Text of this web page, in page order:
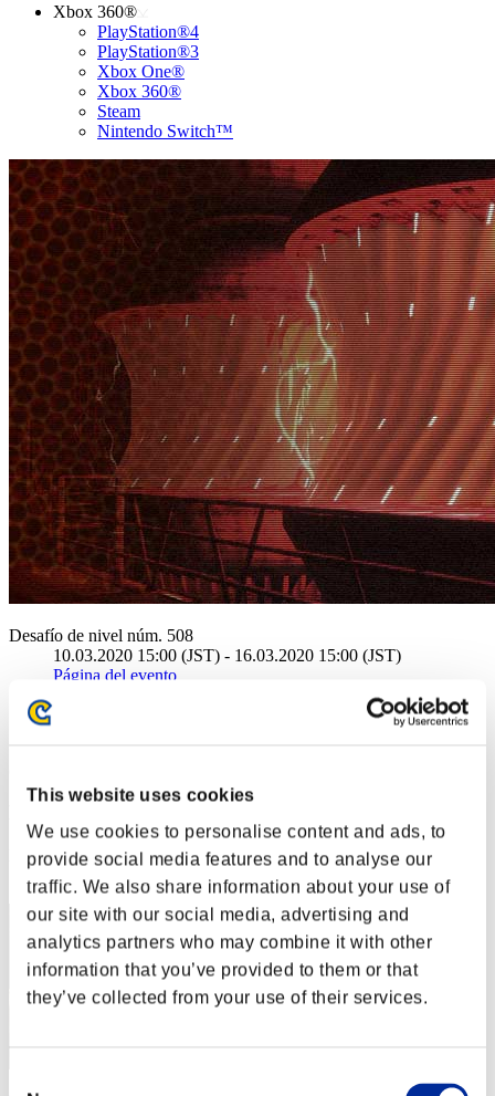
This website uses cookies
We use cookies to personalise content and ads, to
provide social media features and to analyse our
traffic. We also share information about your use of
our site with our social media, advertising and
analytics partners who may combine it with other
information that you’ve provided to them or that
they’ve collected from your use of their services.
Xbox 360®
PlayStation®4
PlayStation®3
Xbox One®
Xbox 360®
Steam
Nintendo Switch™
Desafío de nivel núm. 508
10.03.2020 15:00 (JST) - 16.03.2020 15:00 (JST)
Página del evento
Posición
11